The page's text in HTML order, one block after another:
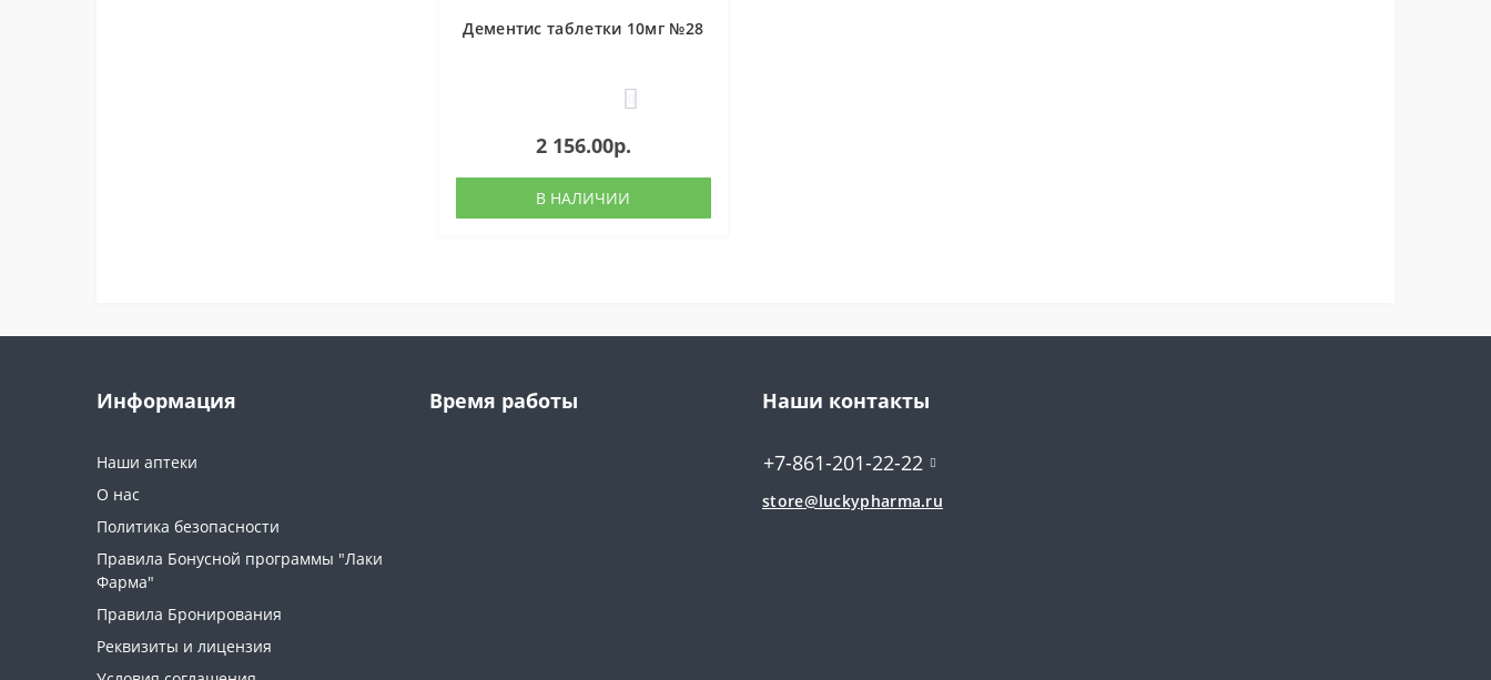
Дементис таблетки 10мг №28
2 156.00р.
В НАЛИЧИИ
Информация
Наши аптеки
О нас
Политика безопасности
Правила Бонусной программы "Лаки
Фарма"
Правила Бронирования
Реквизиты и лицензия
Время работы Наши контакты
+7-861-201-22-22
store@luckypharma.ru